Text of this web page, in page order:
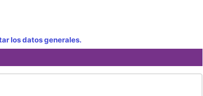
los datos generales.